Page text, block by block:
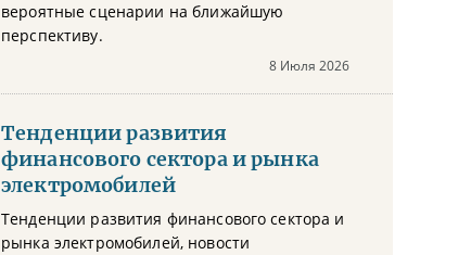
вероятные сценарии на ближайшую
перспективу.
8 Июля 2026
Тенденции развития
финансового сектора и рынка
электромобилей
Тенденции развития финансового сектора и
рынка электромобилей, новости